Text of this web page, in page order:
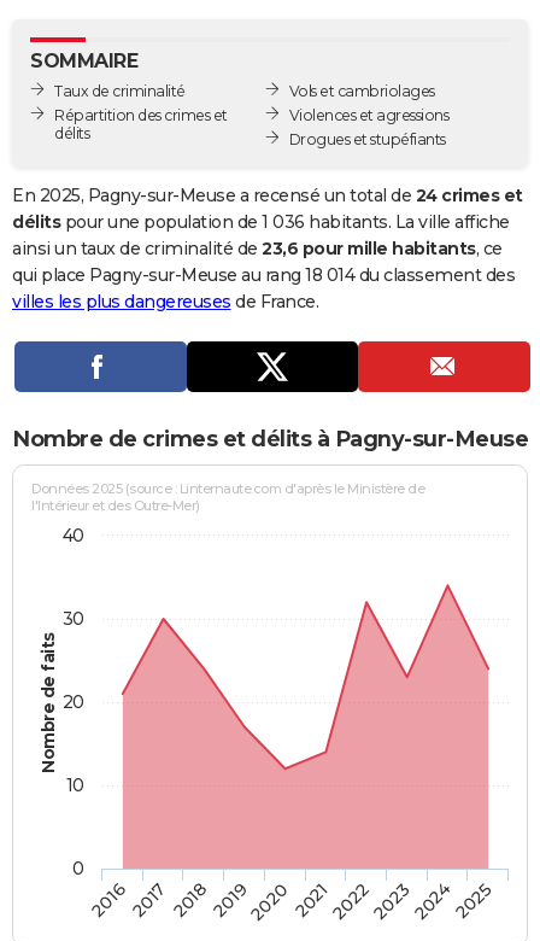
GUIDES D'ACHAT
BONS PLANS
Carte de Noël
Carte Bonne année
Carte Saint-Valentin
Carte Pâques
Carte d'anniversaire
DICTIONNAIRE
Dictionnaire
Biographies
Citations
Expressions
Proverbes
PROGRAMME TV
Se connecter
Entreprises
Service militaire
Avis de recherche
AVIS DE DÉCÈS
Bricolage
Lifestyle
Culture
Sport
Auto
Television
Voyage
Cinema
SOMMAIRE
Taux de criminalité
Répartition des crimes et
délits
Vols et cambriolages
Violences et agressions
Drogues et stupéfiants
En 2025, Pagny-sur-Meuse a recensé un total de 24 crimes et
délitspour une population de 1 036 habitants. La ville affiche
ainsi un taux de criminalité de 23,6 pour mille habitants, ce
qui place Pagny-sur-Meuse au rang 18 014 du classement des
villes les plus dangereuses de France.
Nombre de crimes et délits à Pagny-sur-Meuse
Nombre de faits
Données 2025 (source : Linternaute.com d'après le Ministère de
l'Intérieur et des Outre-Mer)
20162017 20182019202020212022202320242025
0
10
20
30
40